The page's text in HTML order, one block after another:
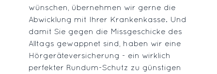
wünschen, übernehmen wir gerne die
Abwicklung mit Ihrer Krankenkasse. Und
damit Sie gegen die Missgeschicke des
Alltags gewappnet sind, haben wir eine
Hörgeräteversicherung - ein wirklich
perfekter Rundum-Schutz zu günstigen